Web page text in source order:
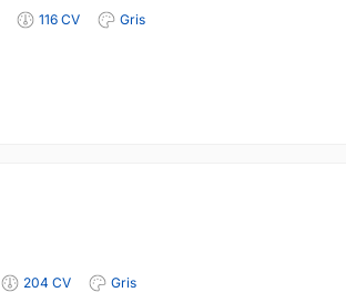
116 CV
Gris
204 CV
Gris